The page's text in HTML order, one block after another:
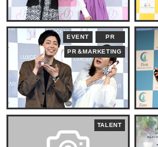
EVENT PR
PR＆MARKETING
TALENT